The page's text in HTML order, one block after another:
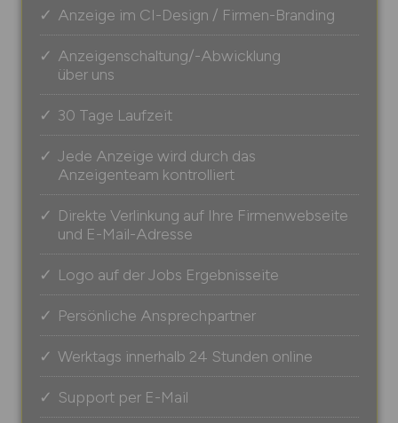
Anzeige im CI-Design / Firmen-Branding
Anzeigenschaltung/-Abwicklung
über uns
30 Tage Laufzeit
Jede Anzeige wird durch das
Anzeigenteam kontrolliert
Direkte Verlinkung auf Ihre Firmenwebseite
und E-Mail-Adresse
Logo auf der Jobs Ergebnisseite
Persönliche Ansprechpartner
Werktags innerhalb 24 Stunden online
Support per E-Mail